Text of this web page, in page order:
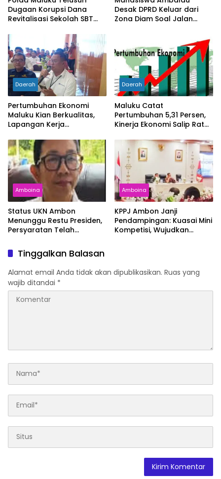
Dugaan Korupsi Dana
Revitalisasi Sekolah SBT
Diperiksa
Desak DPRD Keluar dari
Zona Diam Soal Jalan
Daerah
Pertumbuhan Ekonomi
Maluku Kian Berkualitas,
Lapangan Kerja
Kemiskinan Turun
Daerah
Maluku Catat
Pertumbuhan 5,31 Persen,
Kinerja Ekonomi Salip Rata-
Amboina
Status UKN Ambon
Menunggu Restu Presiden,
Persyaratan Telah
Amboina
KPPJ Ambon Janji
Pendampingan: Kuasai Mini
Kompetisi, Wujudkan
Tinggalkan Balasan
Alamat email Anda tidak akan dipublikasikan. Ruas yang
wajib ditandai *